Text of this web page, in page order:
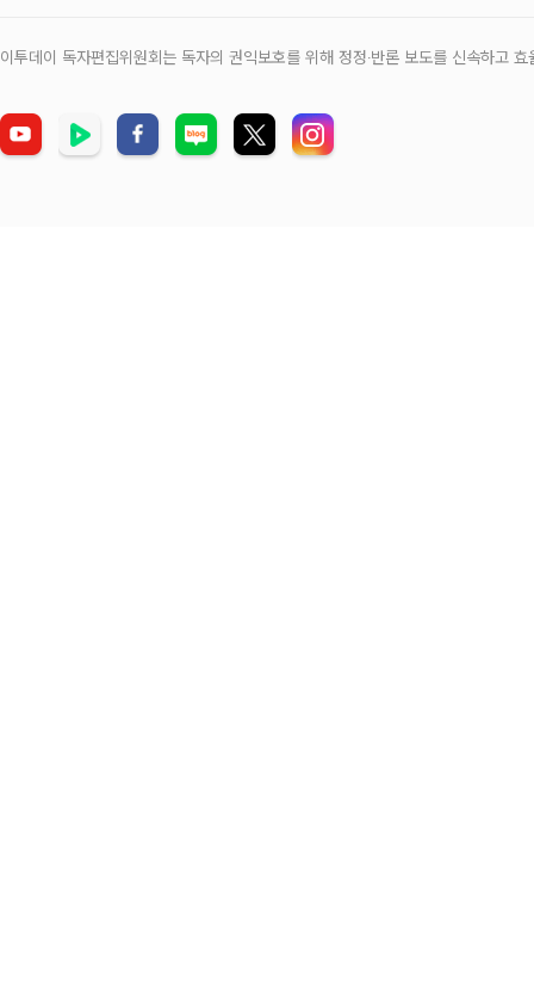
이투데이 독자편집위원회는 독자의 권익보호를 위해 정정‧반론 보도를 신속하고